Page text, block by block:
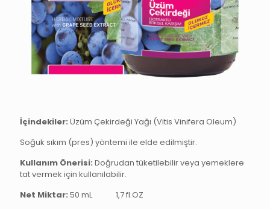
İçindekiler: Üzüm Çekirdeği Yağı (Vitis Vinifera Oleum)
Soğuk sıkım (pres) yöntemi ile elde edilmiştir.
Kullanım Önerisi: Doğrudan tüketilebilir veya yemeklere
tat vermek için kullanılabilir.
Net Miktar: 50 mL
1,7 fl.OZ